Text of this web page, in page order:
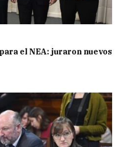
el NEA: juraron nuevos